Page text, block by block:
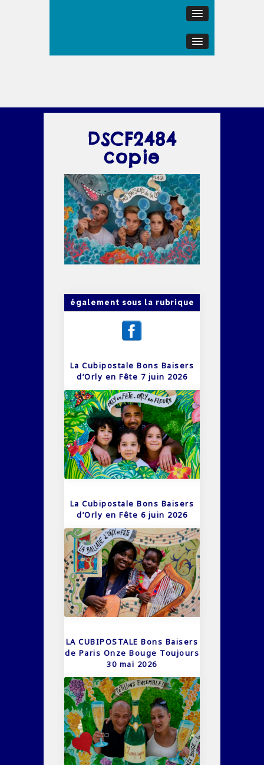
DSCF2484
copie
également sous la rubrique
La Cubipostale Bons Baisers
d’Orly en Fête 7 juin 2026
La Cubipostale Bons Baisers
d’Orly en Fête 6 juin 2026
LA CUBIPOSTALE Bons Baisers
de Paris Onze Bouge Toujours
30 mai 2026